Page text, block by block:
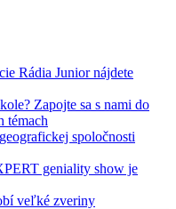
Rádia Junior nájdete
Zapojte sa s nami do
témach
spoločnosti
geniality show je
veľké zveriny